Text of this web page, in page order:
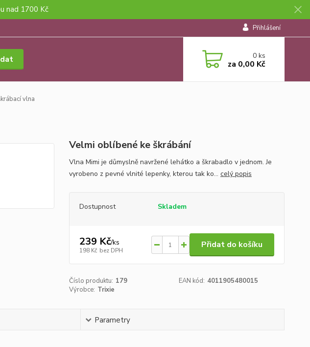
nad 1700 Kč
Přihlášení
0ks
za 0,00 Kč
vlna
Velmi oblíbené ke škrábání
Vlna Mimi je důmyslně navržené lehátko a škrabadlo v jednom. Je
vyrobeno z pevné vlnité lepenky, kterou tak ko... celý popis
Dostupnost Skladem
239 Kč/ks
198 Kč bez DPH
Přidat do košíku
Číslo produktu: 179 EAN kód: 4011905480015
Výrobce: Trixie
Parametry